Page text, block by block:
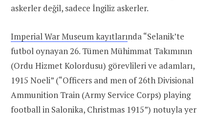
askerler değil, sadece İngiliz askerler.
Imperial War Museum kayıtlarında “Selanik’te
futbol oynayan 26. Tümen Mühimmat Takımının
(Ordu Hizmet Kolordusu) görevlileri ve adamları,
1915 Noeli” (“Officers and men of 26th Divisional
Ammunition Train (Army Service Corps) playing
football in Salonika, Christmas 1915”) notuyla yer